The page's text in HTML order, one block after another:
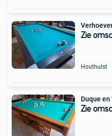
Zie
Houthulst
Duque
Zie